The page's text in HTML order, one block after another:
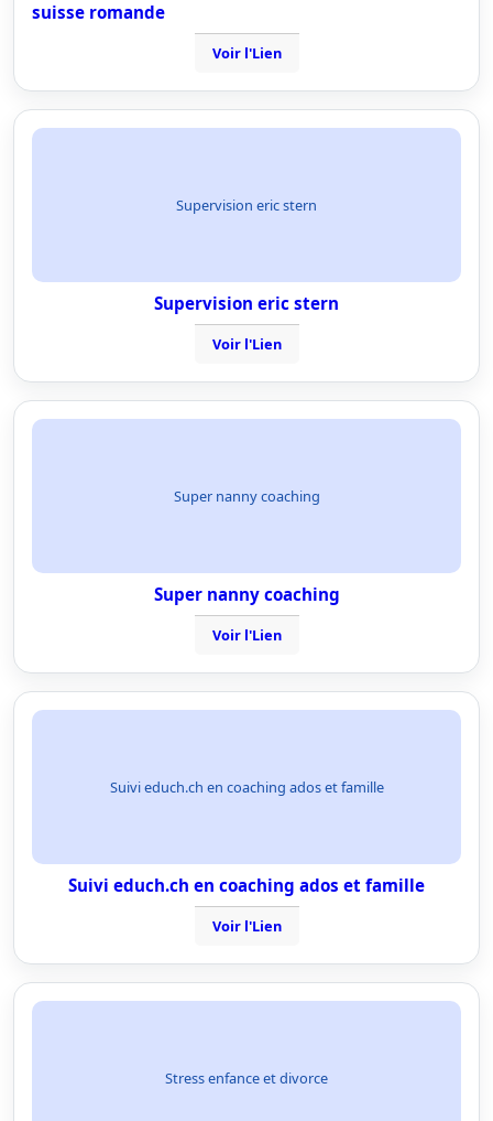
suisse romande
Voir l'Lien
Supervision eric stern
Supervision eric stern
Voir l'Lien
Super nanny coaching
Super nanny coaching
Voir l'Lien
Suivi educh.ch en coaching ados et famille
Suivi educh.ch en coaching ados et famille
Voir l'Lien
Stress enfance et divorce